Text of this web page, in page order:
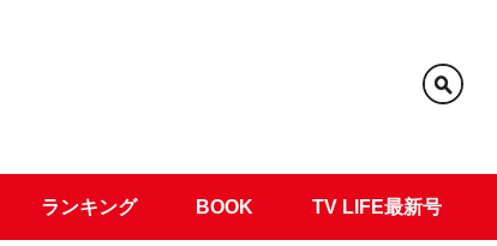
ランキング BOOK TV LIFE最新号